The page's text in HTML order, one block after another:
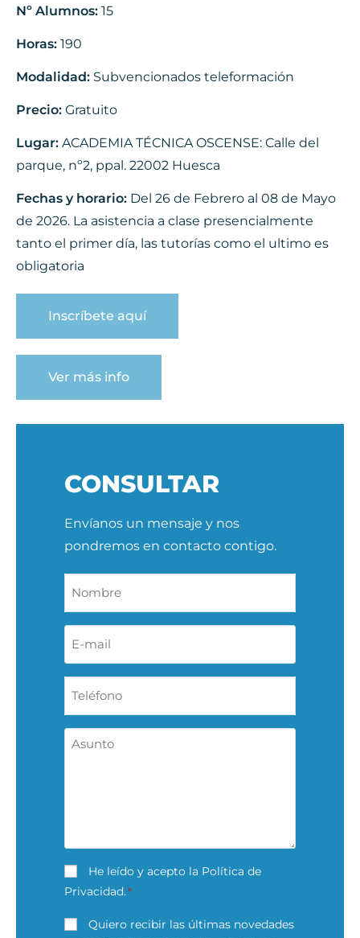
Nº Alumnos: 15
Horas: 190
Modalidad: Subvencionados teleformación
Precio: Gratuito
Lugar: ACADEMIA TÉCNICA OSCENSE: Calle del
parque, nº2, ppal. 22002 Huesca
Fechas y horario: Del 26 de Febrero al 08 de Mayo
de 2026. La asistencia a clase presencialmente
tanto el primer día, las tutorías como el ultimo es
obligatoria
Inscríbete aquí
Ver más info
CONSULTAR
Envíanos un mensaje y nos
pondremos en contacto contigo.
Asunto
Consentimiento
*
He leído y acepto la Política de
Privacidad.*
Consentimiento
Quiero recibir las últimas novedades